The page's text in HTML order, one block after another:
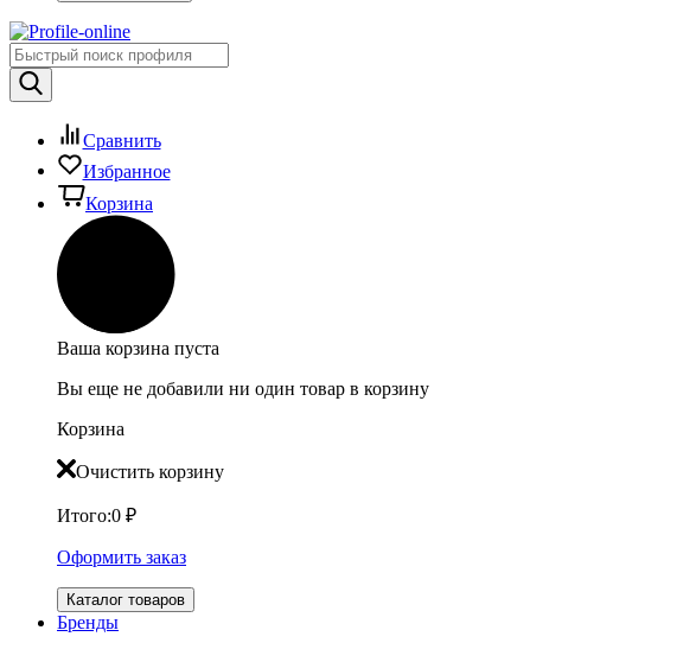
Сравнить
Избранное
Корзина
Ваша корзина пуста
Вы еще не добавили ни один товар в корзину
Корзина
Очистить корзину
Итого:0 ₽
Оформить заказ
Каталог товаров
Бренды